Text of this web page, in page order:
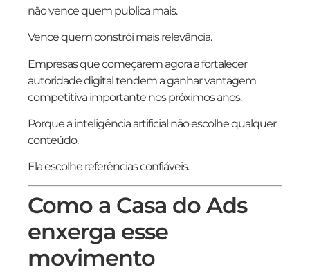
não vence quem publica mais.
Vence quem constrói mais relevância.
Empresas que começarem agora a fortalecer
autoridade digital tendem a ganhar vantagem
competitiva importante nos próximos anos.
Porque a inteligência artificial não escolhe qualquer
conteúdo.
Ela escolhe referências confiáveis.
Como a Casa do Ads
enxerga esse
movimento